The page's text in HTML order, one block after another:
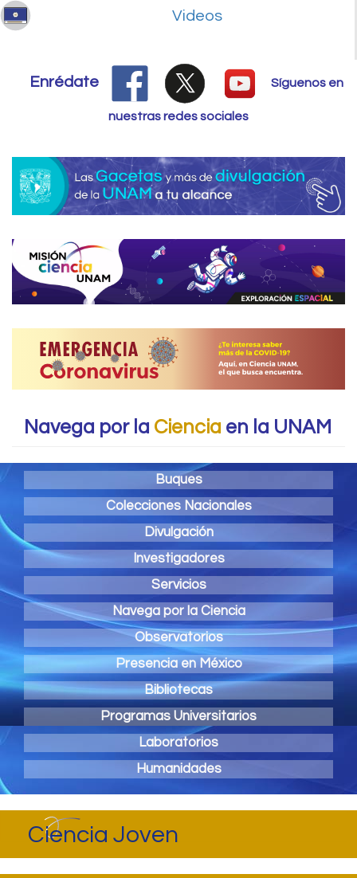
Videos
Enrédate Síguenos en
nuestras redes sociales
Navega por la Ciencia en la UNAM
Buques
Colecciones Nacionales
Divulgación
Investigadores
Servicios
Navega por la Ciencia
Observatorios
Presencia en México
Bibliotecas
Programas Universitarios
Laboratorios
Humanidades
Ciencia Joven